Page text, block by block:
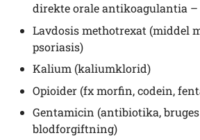
direkte orale antikoagulantia –
Lavdosis methotrexat (middel
psoriasis)
Kalium (kaliumklorid)
Opioider (fx morfin, codein,
Gentamicin (antibiotika,
blodforgiftning)